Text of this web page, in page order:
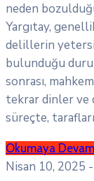
neden
Yargıtay,
delillerin
bulunduğu
sonrası,
tekrar dinler ve
süreçte,
Okumaya
Nisan 10, 2025